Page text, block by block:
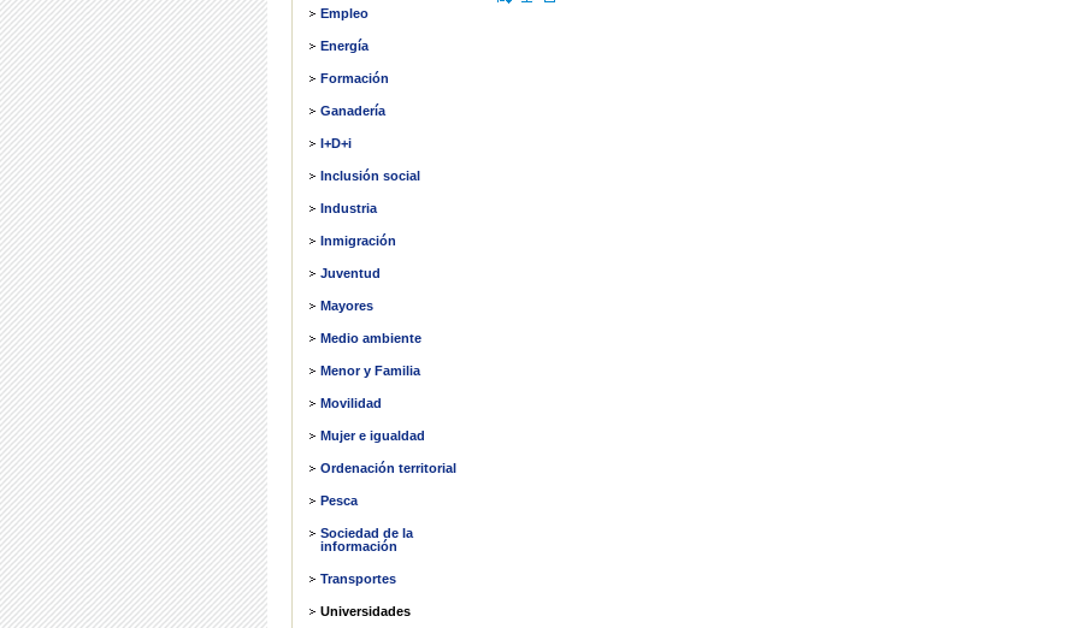
Empleo
Energía
Formación
Ganadería
I+D+i
Inclusión social
Industria
Inmigración
Juventud
Mayores
Medio ambiente
Menor y Familia
Movilidad
Mujer e igualdad
Ordenación territorial
Pesca
Sociedad de la
información
Transportes
Universidades